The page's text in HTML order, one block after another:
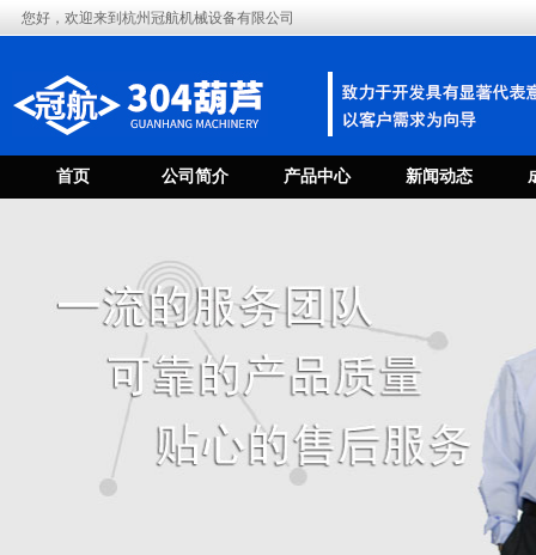
您好，欢迎来到杭州冠航机械设备有限公司
首页 公司简介 产品中心 新闻动态